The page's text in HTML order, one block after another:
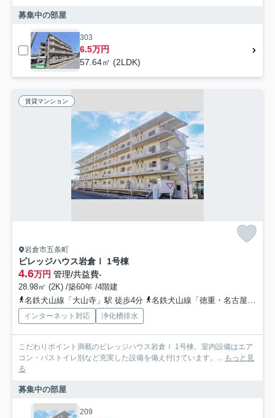
募集中の部屋
303
6.5万円
57.64㎡ (2LDK)
賃貸マンション
岩倉市五条町
ビレッジハウス岩倉Ⅰ 1号棟
4.6万円 管理/共益費-
28.98㎡ (2K) /築60年 /4階建
名鉄犬山線「大山寺」駅 徒歩4分
名鉄犬山線「徳重・名古屋芸大」駅 徒歩15分
インターネット対応 浄化槽排水
こだわりポイント満載のビレッジハウス岩倉Ⅰ 1号棟。室内設備はエア
コン・バストイレ別など充実した設備を備え付けています。... もっと見
る
募集中の部屋
209